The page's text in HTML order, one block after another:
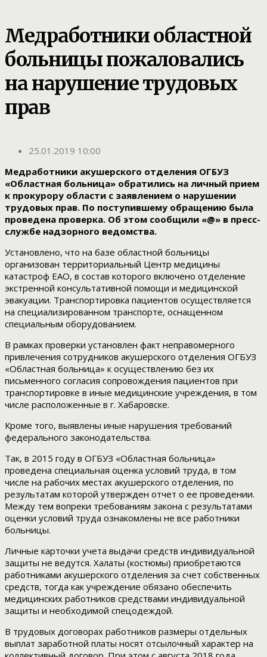
Медработники областной
больницы пожаловались
на нарушение трудовых
прав
25.01.2019 10:00
Медработники акушерского отделения ОГБУЗ
«Областная больница» обратились на личный прием
к прокурору области с заявлением о нарушении
трудовых прав. По поступившему обращению была
проведена проверка. Об этом сообщили «@» в пресс-
службе надзорного ведомства.
Установлено, что на базе областной больницы
организован территориальный Центр медицины
катастроф ЕАО, в состав которого включено отделение
экстренной консультативной помощи и медицинской
эвакуации. Транспортировка пациентов осуществляется
на специализированном транспорте, оснащенном
специальным оборудованием.
В рамках проверки установлен факт неправомерного
привлечения сотрудников акушерского отделения ОГБУЗ
«Областная больница» к осуществлению без их
письменного согласия сопровождения пациентов при
транспортировке в иные медицинские учреждения, в том
числе расположенные в г. Хабаровске.
Кроме того, выявлены иные нарушения требований
федерального законодательства.
Так, в 2015 году в ОГБУЗ «Областная больница»
проведена специальная оценка условий труда, в том
числе на рабочих местах акушерского отделения, по
результатам которой утвержден отчет о ее проведении.
Между тем вопреки требованиям закона с результатами
оценки условий труда ознакомлены не все работники
больницы.
Личные карточки учета выдачи средств индивидуальной
защиты не ведутся. Халаты (костюмы) приобретаются
работниками акушерского отделения за счет собственных
средств, тогда как учреждение обязано обеспечить
медицинских работников средствами индивидуальной
защиты и необходимой спецодеждой.
В трудовых договорах работников размеры отдельных
выплат заработной платы носят отсылочный характер на